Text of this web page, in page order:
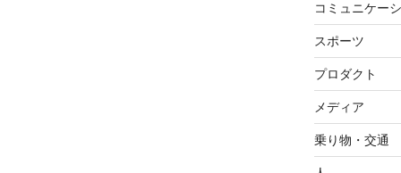
コミュニケー
スポーツ
プロダクト
メディア
乗り物・交通